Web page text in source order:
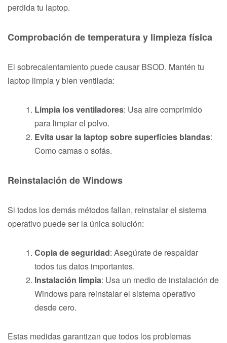
perdida tu laptop.
Comprobación de temperatura y limpieza física
El sobrecalentamiento puede causar BSOD. Mantén tu
laptop limpia y bien ventilada:
Limpia los ventiladores: Usa aire comprimido
para limpiar el polvo.
Evita usar la laptop sobre superficies blandas:
Como camas o sofás.
Reinstalación de Windows
Si todos los demás métodos fallan, reinstalar el sistema
operativo puede ser la única solución:
Copia de seguridad: Asegúrate de respaldar
todos tus datos importantes.
Instalación limpia: Usa un medio de instalación de
Windows para reinstalar el sistema operativo
desde cero.
Estas medidas garantizan que todos los problemas